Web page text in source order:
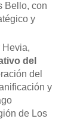
Bello, con
y
Hevia,
del
del
y
de Los